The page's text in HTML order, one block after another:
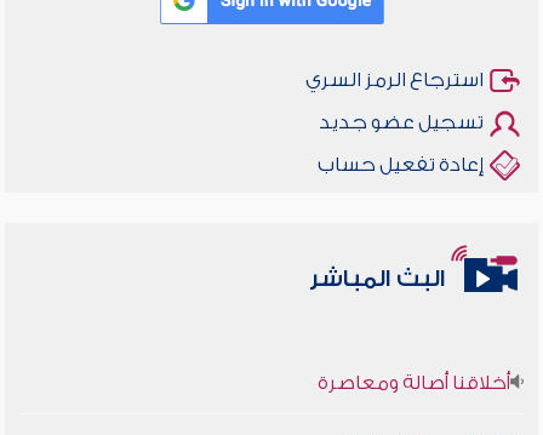
استرجاع الرمز السري
تسجيل عضو جديد
إعادة تفعيل حساب
البث المباشر
أخلاقنا أصالة ومعاصرة